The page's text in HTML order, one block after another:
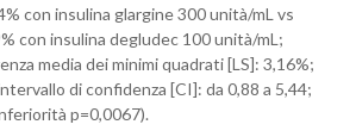
con insulina glargine 300 unità/mL vs
con insulina degludec 100 unità/mL;
media dei minimi quadrati [LS]: 3,16%;
di confidenza [CI]: da 0,88 a 5,44;
p=0,0067).